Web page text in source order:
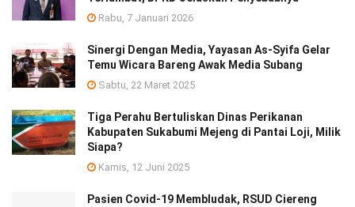
Rabu, 7 Januari 2026
Sinergi Dengan Media, Yayasan As-Syifa Gelar
Temu Wicara Bareng Awak Media Subang
Sabtu, 22 Maret 2025
Tiga Perahu Bertuliskan Dinas Perikanan
Kabupaten Sukabumi Mejeng di Pantai Loji, Milik
Siapa?
Kamis, 12 Juni 2025
Pasien Covid-19 Membludak, RSUD Ciereng